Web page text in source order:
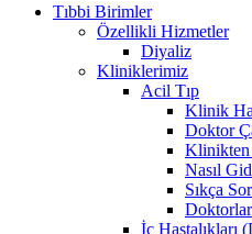
Tıbbi Birimler
Özellikli Hizmetler
Diyaliz
Kliniklerimiz
Acil Tıp
Klinik
Doktor
Klinikten
Nasıl
Sıkça
İç Hastalıkları